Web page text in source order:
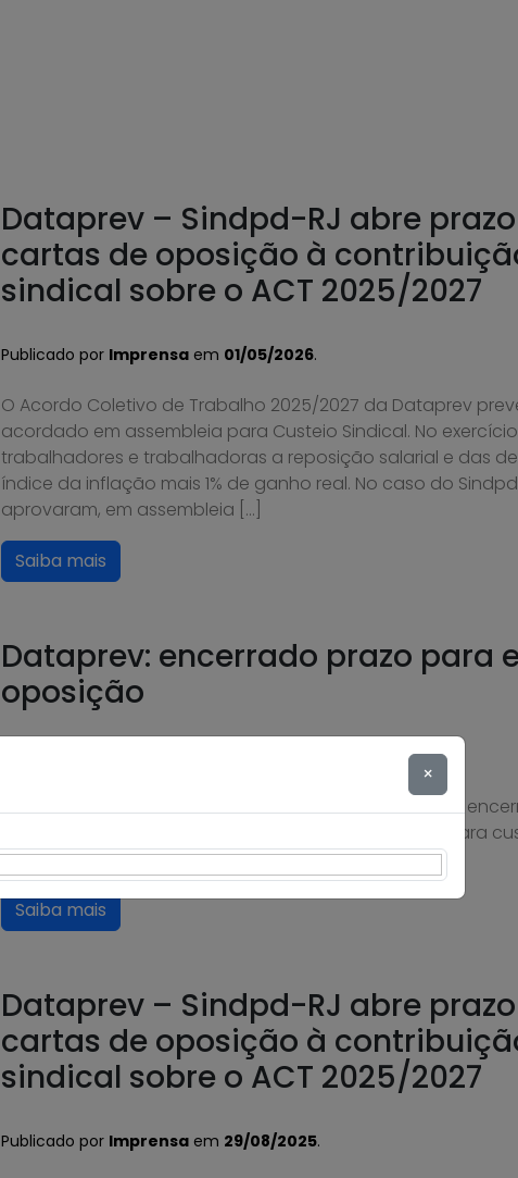
Dataprev – Sindpd-RJ abre
cartas de oposição à
sindical sobre o ACT 2025/2027
Publicado por Imprensa em 01/05/2026.
O Acordo Coletivo de Trabalho 2025/2027 da Dataprev
acordado em assembleia para Custeio Sindical. No
trabalhadores e trabalhadoras a reposição salarial e das
índice da inflação mais 1% de ganho real. No caso do
aprovaram, em assembleia […]
Saiba mais
Dataprev: encerrado prazo para
oposição
Conforme matéria publicada no dia 28 de agosto, foi
recebimento de cartas de oposição à contribuição para
2025/2027 relativa ao ano corrente (2025).
Saiba mais
Dataprev – Sindpd-RJ abre
cartas de oposição à
sindical sobre o ACT 2025/2027
Publicado por Imprensa em 29/08/2025.
×